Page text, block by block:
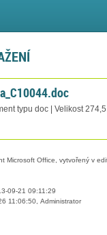
typu doc | Velikost
Microsoft Office, vytvořený v
09-21 09:11:29
11:06:50, Administrator